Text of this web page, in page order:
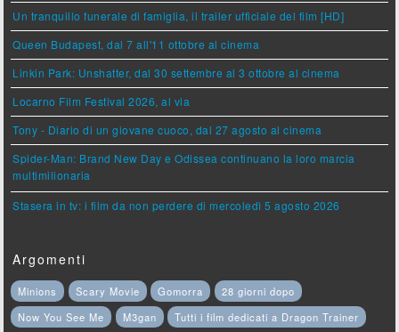
Un tranquillo funerale di famiglia, il trailer ufficiale del film [HD]
Queen Budapest, dal 7 all'11 ottobre al cinema
Linkin Park: Unshatter, dal 30 settembre al 3 ottobre al cinema
Locarno Film Festival 2026, al via
Tony - Diario di un giovane cuoco, dal 27 agosto al cinema
Spider-Man: Brand New Day e Odissea continuano la loro marcia
multimilionaria
Stasera in tv: i film da non perdere di mercoledì 5 agosto 2026
Argomenti
Minions Scary Movie Gomorra
28 giorni dopo
Now You See Me
M3gan
Tutti i film dedicati a Dragon Trainer